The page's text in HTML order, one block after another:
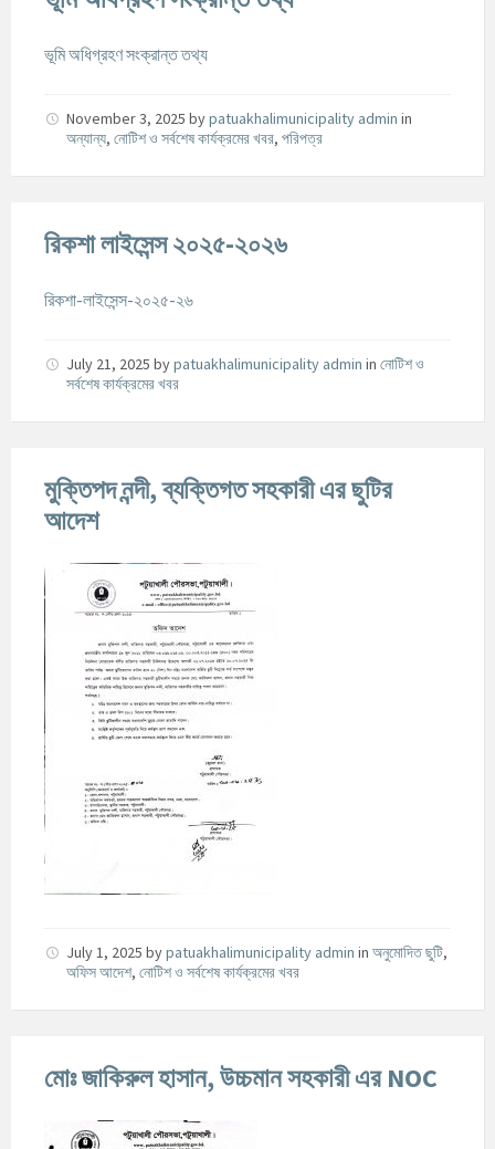
ভূমি অধিগ্রহণ সংক্রান্ত তথ্য
November 3, 2025 bypatuakhalimunicipality admin in
অন্যান্য, নোটিশ ও সর্বশেষ কার্যক্রমের খবর, পরিপত্র
রিকশা লাইসেন্স ২০২৫-২০২৬
রিকশা-লাইসেন্স-২০২৫-২৬
July 21, 2025 bypatuakhalimunicipality admin in নোটিশ ও
সর্বশেষ কার্যক্রমের খবর
মুক্তিপদ নন্দী, ব্যক্তিগত সহকারী এর ছুটির
আদেশ
July 1, 2025 bypatuakhalimunicipality admin in অনুমোদিত ছুটি,
অফিস আদেশ, নোটিশ ও সর্বশেষ কার্যক্রমের খবর
মোঃ জাকিরুল হাসান, উচ্চমান সহকারী এর NOC